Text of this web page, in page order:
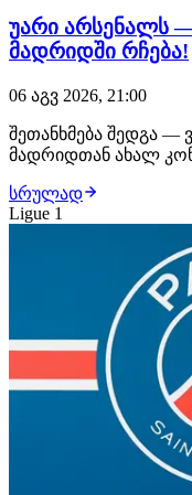
უარი არსენალს
მადრიდში რჩება!
06 აგვ 2026, 21:00
შეთანხმება შედგა —
მადრიდთან ახალ
ფეხბურთელი
ხელშეკრულებას
არსენალი
სრულად
Ligue 1